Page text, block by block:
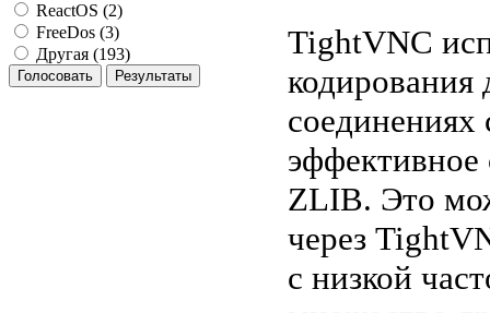
ReactOS (2)
FreeDos (3)
Другая (193)
TightVNC
кодирования
эффективное
ZLIB. Это
через
с низкой